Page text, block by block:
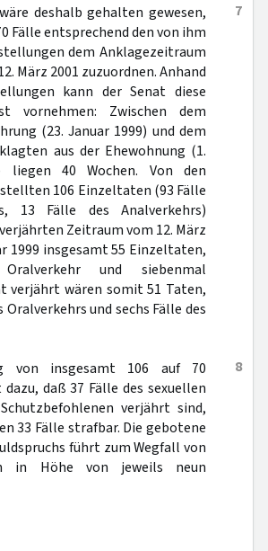
7
deshalb gehalten gewesen,
Fälle entsprechend den von ihm
dem Anklagezeitraum
März 2001 zuzuordnen. Anhand
kann der Senat diese
vornehmen: Zwischen dem
(23. Januar 1999) und dem
aus der Ehewohnung (1.
liegen 40 Wochen. Von den
106 Einzeltaten (93 Fälle
13 Fälle des Analverkehrs)
Zeitraum vom 12. März
1999 insgesamt 55 Einzeltaten,
und siebenmal
verjährt wären somit 51 Taten,
Oralverkehrs und sechs Fälle des
8
von insgesamt 106 auf 70
daß 37 Fälle des sexuellen
verjährt sind,
33 Fälle strafbar. Die gebotene
führt zum Wegfall von
in Höhe von jeweils neun